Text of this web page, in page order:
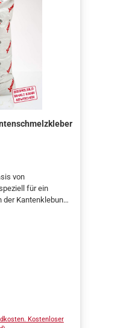
von
für ein
der Kantenklebung
der Verarbeitung
Kostenloser